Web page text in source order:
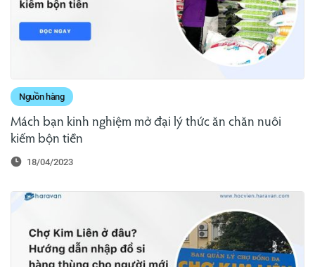
Nguồn hàng
Mách bạn kinh nghiệm mở đại lý thức ăn chăn nuôi
kiếm bộn tiền
18/04/2023